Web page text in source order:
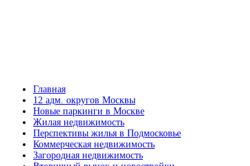
Главная
12 адм. округов Москвы
Новые паркинги в Москве
Жилая недвижимость
Перспективы жилья в Подмосковье
Коммерческая недвижимость
Загородная недвижимость